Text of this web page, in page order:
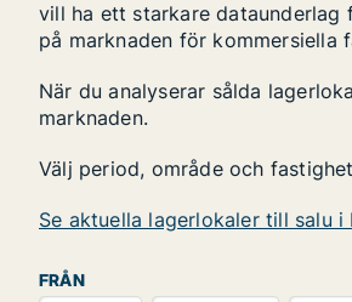
vill ha ett starkare
på marknaden för kommersiella
När du analyserar sålda
marknaden.
Välj period, område och
Se aktuella lagerlokaler till salu i
FRÅN